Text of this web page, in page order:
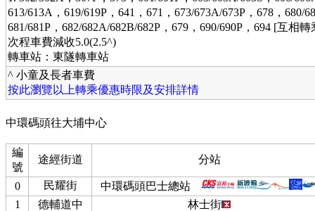
613/613A，619/619P，641，671，673/673A/673P，678，680/
681/681P，682/682A/682B/682P，679，690/690P，694 [互相轉
次程車費減收5.0(2.5^)
轉車站：東隧轉車站
^ 小童及長者車費
按此瀏覽以上轉乘優惠時限及安排詳情
中環碼頭往大埔中心
編
號
途經街道 分站
0 民耀街
中環碼頭巴士總站
1
德輔道中
林士街